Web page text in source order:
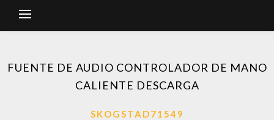
FUENTE DE AUDIO CONTROLADOR DE MANO
CALIENTE DESCARGA
SKOGSTAD71549